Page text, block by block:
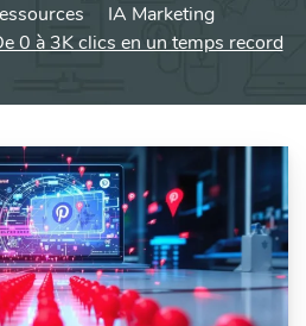
IA Marketing
0 à 3K clics en un temps record